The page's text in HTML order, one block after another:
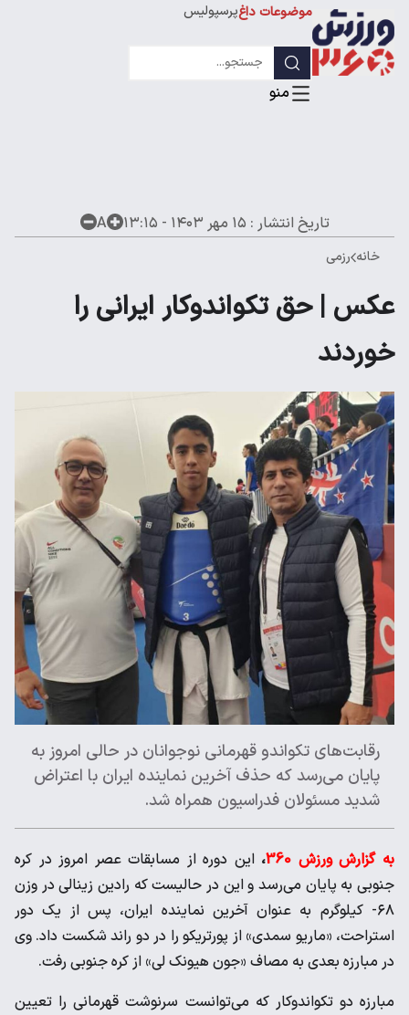
موضوعات داغپرسپولیس
لیگ قهرمانان
تاریخ انتشار : ۱۵ مهر ۱۴۰۳ - ۱۳:۱۵ A
خانه رزمی
عکس | حق تکواندوکار ایرانی را
خوردند
رقابت‌های تکواندو قهرمانی نوجوانان در حالی امروز به
پایان می‌رسد که حذف آخرین نماینده ایران با اعتراض
شدید مسئولان فدراسیون همراه شد.
به گزارش ورزش 360 ، این دوره از مسابقات عصر امروز در کره
جنوبی به پایان می‌رسد و این در حالیست که رادین زینالی در وزن
۶۸- کیلوگرم به عنوان آخرین نماینده ایران، پس از یک دور
استراحت، «ماریو سمدی» از پورتریکو را در دو راند شکست داد. وی
در مبارزه بعدی به مصاف «جون هیونک لی» از کره جنوبی رفت.
مبارزه دو تکواندوکار که می‌توانست سرنوشت قهرمانی را تعیین